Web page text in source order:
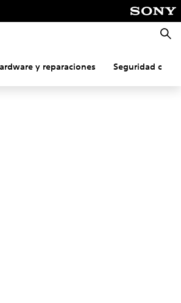
y reparaciones Seguridad